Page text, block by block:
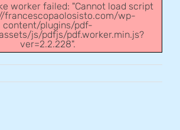
worker failed: "Cannot load script
francescopaolosisto.com/wp-
content/plugins/pdf-
js/pdfjs/pdf.worker.min.js?
ver=2.2.228".